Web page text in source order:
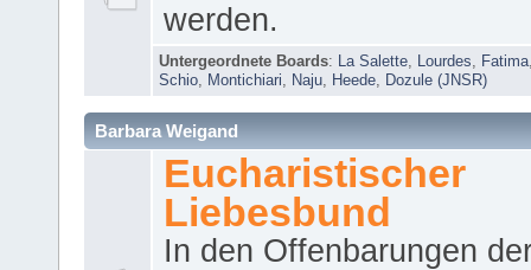
werden.
Untergeordnete Boards: La Salette Lourdes Fatima
Schio
Montichiari Naju Heede Dozule (JNSR)
Barbara Weigand
Eucharistischer
Liebesbund
In den Offenbarungen